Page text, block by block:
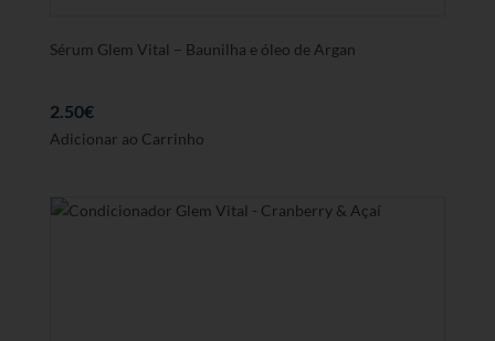
Sérum Glem Vital – Baunilha e óleo de Argan
2.50€
Adicionar ao Carrinho